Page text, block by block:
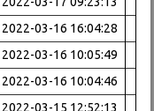
2022-03-16 16:04:28
2022-03-16 10:05:49
2022-03-16 10:04:46
2022-03-15 12:52:13